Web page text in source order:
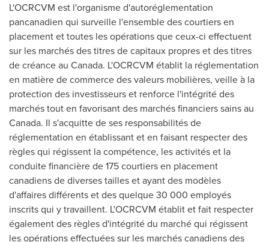
L'OCRCVM est l'organisme d'autoréglementation
pancanadien qui surveille l'ensemble des courtiers en
placement et toutes les opérations que ceux-ci effectuent
sur les marchés des titres de capitaux propres et des titres
de créance au Canada. L'OCRCVM établit la réglementation
en matière de commerce des valeurs mobilières, veille à la
protection des investisseurs et renforce l'intégrité des
marchés tout en favorisant des marchés financiers sains au
Canada. Il s'acquitte de ses responsabilités de
réglementation en établissant et en faisant respecter des
règles qui régissent la compétence, les activités et la
conduite financière de 175 courtiers en placement
canadiens de diverses tailles et ayant des modèles
d'affaires différents et des quelque 30 000 employés
inscrits qui y travaillent. L'OCRCVM établit et fait respecter
également des règles d'intégrité du marché qui régissent
les opérations effectuées sur les marchés canadiens des